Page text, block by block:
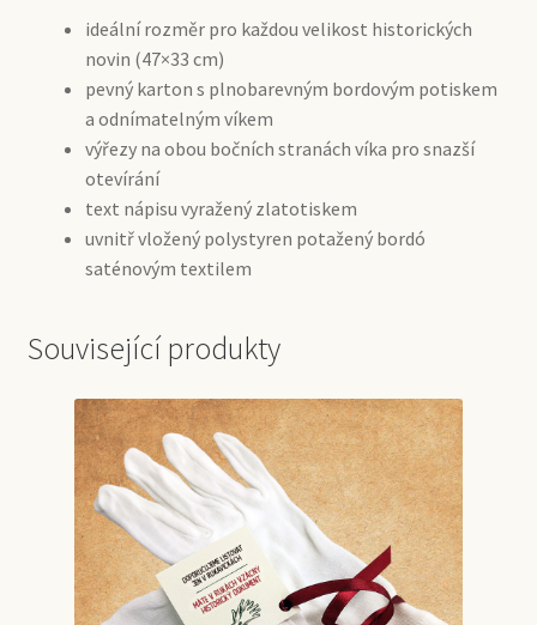
ideální rozměr pro každou velikost historických
novin (47×33 cm)
pevný karton s plnobarevným bordovým potiskem
a odnímatelným víkem
výřezy na obou bočních stranách víka pro snazší
otevírání
text nápisu vyražený zlatotiskem
uvnitř vložený polystyren potažený bordó
saténovým textilem
Související produkty